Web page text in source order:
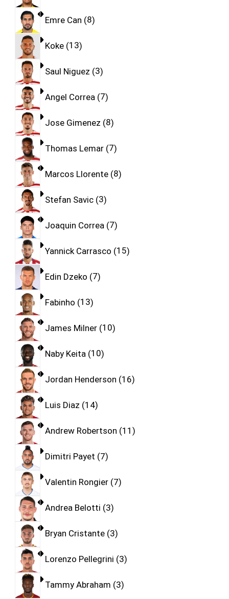
Emre Can 8
Koke 13
Saul Niguez 3
Angel Correa 7
Jose Gimenez 8
Thomas Lemar 7
Marcos Llorente 8
Stefan Savic 3
Joaquin Correa 7
Yannick Carrasco 15
Edin Dzeko 7
Fabinho 13
James Milner 10
Naby Keita 10
Jordan Henderson 16
Luis Diaz 14
Andrew Robertson 11
Dimitri Payet 7
Valentin Rongier 7
Andrea Belotti 3
Bryan Cristante 3
Lorenzo Pellegrini 3
Tammy Abraham 3